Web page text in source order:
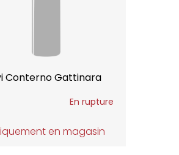
Conterno Gattinara
En rupture
en magasin